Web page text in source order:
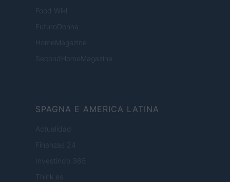
Food Wiki
FuturoDonna
HomeMagazine
SecondHomeMagazine
SPAGNA E AMERICA LATINA
Actualidad
Finanzas 24
Investindo 365
Think.es